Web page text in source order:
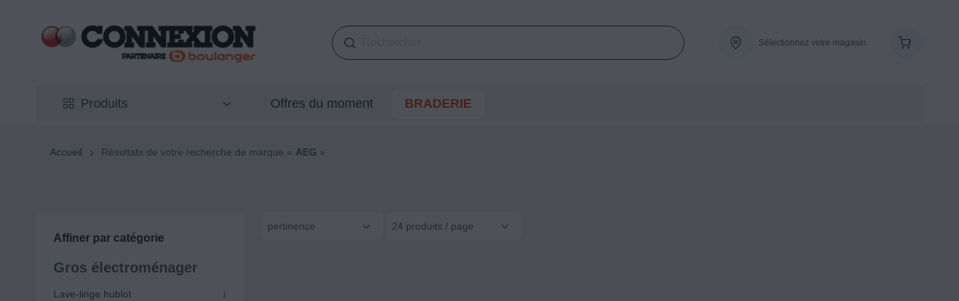
Sélectionnez votre magasin
Produits Offres du moment BRADERIE
Accueil Résultats de votre recherche de marque « AEG »
Affiner par catégorie
Gros électroménager
Lave-linge hublot 1
pertinence 24 produits / page